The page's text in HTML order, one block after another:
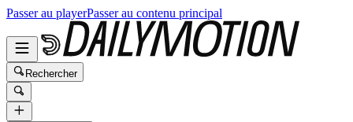
Passer au playerPasser au contenu principal
Rechercher